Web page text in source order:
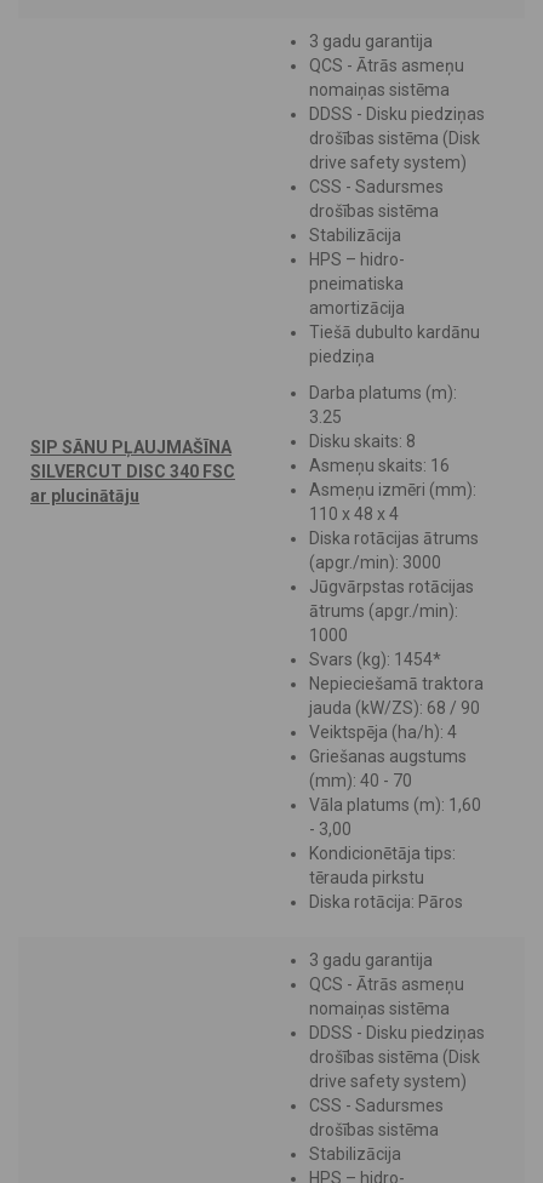
SIP SĀNU PĻAUJMAŠĪNA
SILVERCUT DISC 340 FSC
ar plucinātāju
3 gadu garantija
QCS - Ātrās asmeņu
nomaiņas sistēma
DDSS - Disku piedziņas
drošības sistēma (Disk
drive safety system)
CSS - Sadursmes
drošības sistēma
Stabilizācija
HPS – hidro-
pneimatiska
amortizācija
Tiešā dubulto kardānu
piedziņa
Darba platums (m):
3.25
Disku skaits: 8
Asmeņu skaits: 16
Asmeņu izmēri (mm):
110 x 48 x 4
Diska rotācijas ātrums
(apgr./min): 3000
Jūgvārpstas rotācijas
ātrums (apgr./min):
1000
Svars (kg): 1454*
Nepieciešamā traktora
jauda (kW/ZS): 68 / 90
Veiktspēja (ha/h): 4
Griešanas augstums
(mm): 40 - 70
Vāla platums (m): 1,60
- 3,00
Kondicionētāja tips:
tērauda pirkstu
Diska rotācija: Pāros
3 gadu garantija
QCS - Ātrās asmeņu
nomaiņas sistēma
DDSS - Disku piedziņas
drošības sistēma (Disk
drive safety system)
CSS - Sadursmes
drošības sistēma
Stabilizācija
HPS – hidro-